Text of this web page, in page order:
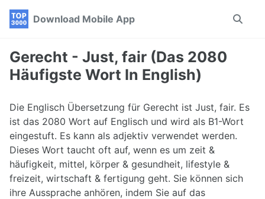
Skip
navigation
Skip
Skip
Download Mobile App
Toggle
Gerecht - Just, fair (Das 2080
Häufigste Wort In English)
Die Englisch Übersetzung für Gerecht ist Just, fair. Es
ist das 2080 Wort auf Englisch und wird als B1-Wort
eingestuft. Es kann als adjektiv verwendet werden.
Dieses Wort taucht oft auf, wenn es um zeit &
häufigkeit, mittel, körper & gesundheit, lifestyle &
freizeit, wirtschaft & fertigung geht. Sie können sich
ihre Aussprache anhören, indem Sie auf das